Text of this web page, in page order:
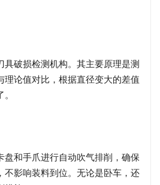
破损检测机构。其主要原理是测
理论值对比，根据直径变大的差值
盘和手爪进行自动吹气排削，确保
不影响装料到位。无论是卧车，还